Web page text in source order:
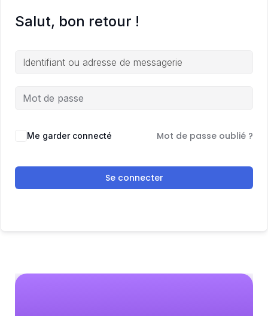
Salut, bon retour !
Me garder connecté Mot de passe oublié ?
Se connecter